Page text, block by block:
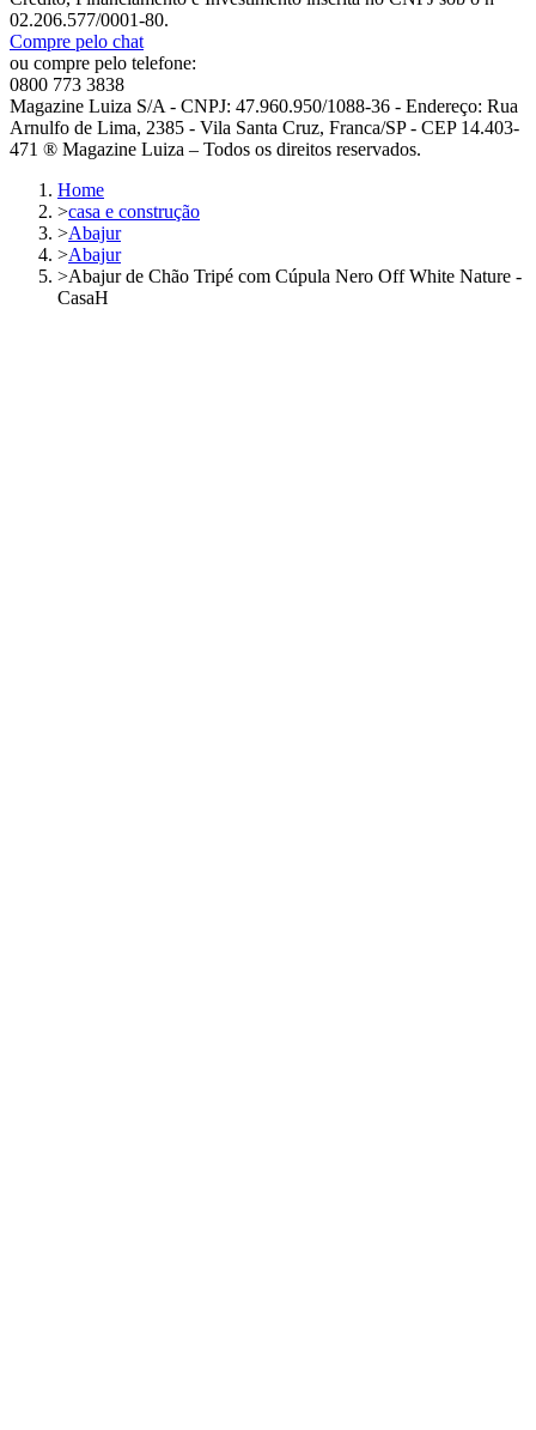
02.206.577/0001-80.
Compre pelo chat
ou compre pelo telefone:
0800 773 3838
Magazine Luiza S/A - CNPJ: 47.960.950/1088-36 - Endereço: Rua
Arnulfo de Lima, 2385 - Vila Santa Cruz, Franca/SP - CEP 14.403-
471 ® Magazine Luiza – Todos os direitos reservados.
Home
>casa e construção
>Abajur
>Abajur
>Abajur de Chão Tripé com Cúpula Nero Off White Nature -
CasaH